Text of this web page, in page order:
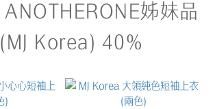
姊妹品
Korea) 40%